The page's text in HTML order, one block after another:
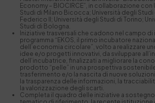
Economy – BIOCIRCE”, in collaborazione con
Studi di Milano Bicocca; Università degli Studi
Federico II; Università degli Studi di Torino;
Studi di Bologna.
Iniziative trasversali che cadono nel campo di
programma “EKOS, il primo incubatore
dell’economia circolare”, volto a realizzare
idee e/o progetti innovativi, da sviluppare
dell’incubatrice, finalizzati a migliorare la
prodotto “pelle” in una prospettiva
trasferimento e/o la nascita di nuove
la trasparenza delle informazioni, la
la valorizzazione degli scarti.
Completa il quadro delle iniziative a